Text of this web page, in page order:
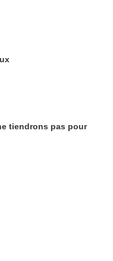
tiendrons pas pour